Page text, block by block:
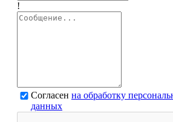
!
Согласен на обработку
данных